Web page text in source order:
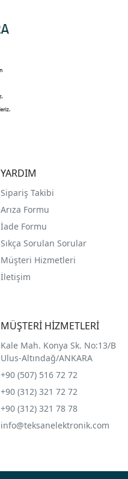
YARDIM
Sipariş Takibi
Arıza Formu
İade Formu
Sıkça Sorulan Sorular
Müşteri Hizmetleri
İletişim
MÜŞTERİ HİZMETLERİ
Kale Mah. Konya Sk. No:13/B
Ulus-Altındağ/ANKARA
+90 (507) 516 72 72
+90 (312) 321 72 72
+90 (312) 321 78 78
info@teksanelektronik.com